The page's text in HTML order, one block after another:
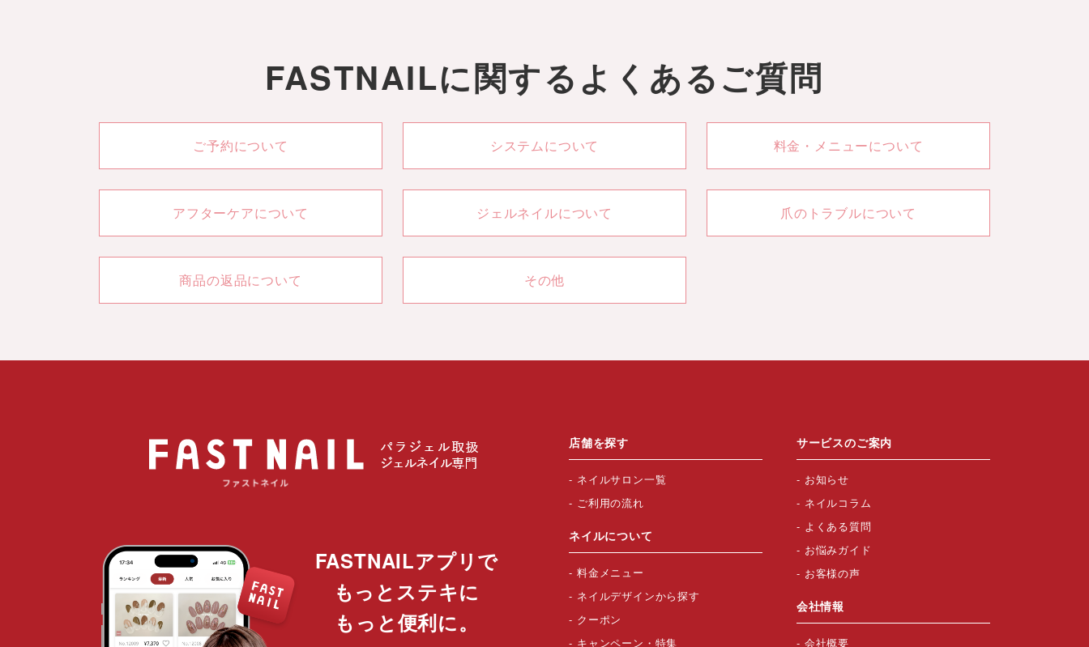
FASTNAILに関するよくあるご質問
ご予約について システムについて 料金・メニューについて
アフターケアについて ジェルネイルについて 爪のトラブルについて
商品の返品について その他
FASTNAILアプリで
もっとステキに
もっと便利に。
店舗を探す
ネイルサロン一覧
ご利用の流れ
ネイルについて
料金メニュー
ネイルデザインから探す
クーポン
キャンペーン・特集
サービスのご案内
お知らせ
ネイルコラム
よくある質問
お悩みガイド
お客様の声
会社情報
会社概要